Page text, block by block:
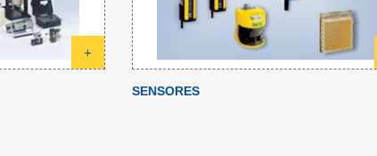
+
SENSORES